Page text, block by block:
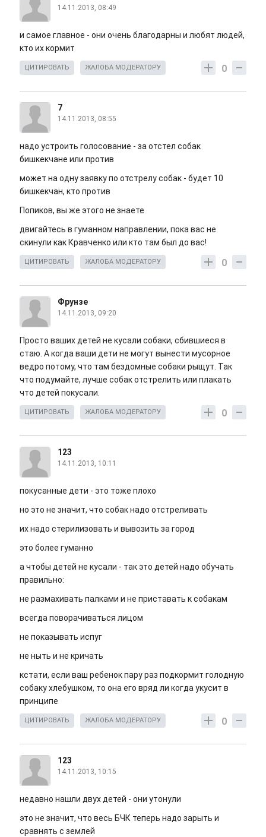
14.11.2013, 08:49
и самое главное - они очень благодарны и любят людей,
кто их кормит
0
ЦИТИРОВАТЬ ЖАЛОБА МОДЕРАТОРУ
7
14.11.2013, 08:55
надо устроить голосование - за отстел собак
бишкекчане или против
может на одну заявку по отстрелу собак - будет 10
бишкекчан, кто против
Попиков, вы же этого не знаете
двигайтесь в гуманном направлении, пока вас не
скинули как Кравченко или кто там был до вас!
0
ЦИТИРОВАТЬ ЖАЛОБА МОДЕРАТОРУ
Фрунзе
14.11.2013, 09:20
Просто ваших детей не кусали собаки, сбившиеся в
стаю. А когда ваши дети не могут вынести мусорное
ведро потому, что там бездомные собаки рыщут. Так
что подумайте, лучше собак отстрелить или плакать
что детей покусали.
0
ЦИТИРОВАТЬ ЖАЛОБА МОДЕРАТОРУ
123
14.11.2013, 10:11
покусанные дети - это тоже плохо
но это не значит, что собак надо отстреливать
их надо стерилизовать и вывозить за город
это более гуманно
а чтобы детей не кусали - так это детей надо обучать
правильно:
не размахивать палками и не приставать к собакам
всегда поворачиваться лицом
не показывать испуг
не ныть и не кричать
кстати, если ваш ребенок пару раз подкормит голодную
собаку хлебушком, то она его вряд ли когда укусит в
принципе
0
ЦИТИРОВАТЬ ЖАЛОБА МОДЕРАТОРУ
123
14.11.2013, 10:15
недавно нашли двух детей - они утонули
это не значит, что весь БЧК теперь надо зарыть и
сравнять с землей